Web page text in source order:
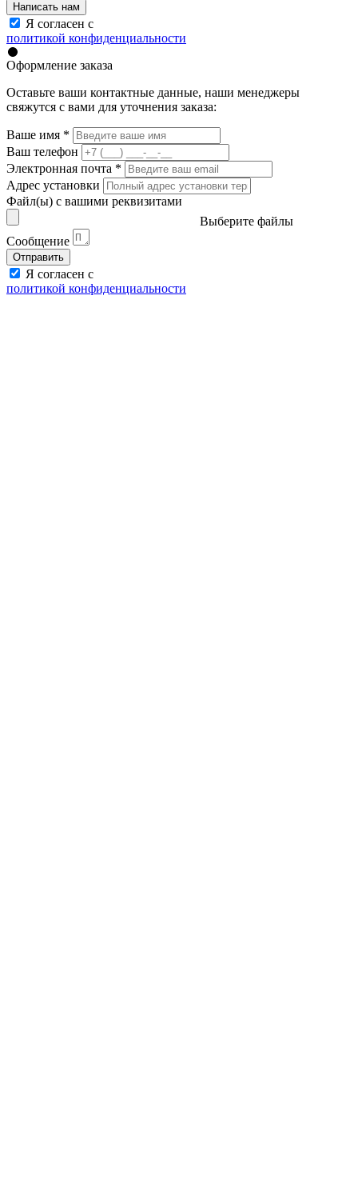
Написать нам
Я согласен с
политикой конфиденциальности
Оформление заказа
Оставьте ваши контактные данные, наши менеджеры
свяжутся с вами для уточнения заказа:
Ваше имя *
Ваш телефон
Электронная почта *
Адрес установки
Файл(ы) с вашими реквизитами
Выберите файлы
Сообщение
Отправить
Я согласен с
политикой конфиденциальности